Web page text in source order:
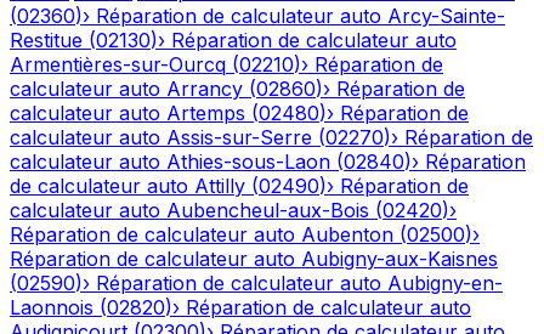
(02360)› Réparation de calculateur auto Arcy-Sainte-
Restitue (02130)› Réparation de calculateur auto
Armentières-sur-Ourcq (02210)› Réparation de
calculateur auto Arrancy (02860)› Réparation de
calculateur auto Artemps (02480)› Réparation de
calculateur auto Assis-sur-Serre (02270)› Réparation de
calculateur auto Athies-sous-Laon (02840)› Réparation
de calculateur auto Attilly (02490)› Réparation de
calculateur auto Aubencheul-aux-Bois (02420)›
Réparation de calculateur auto Aubenton (02500)›
Réparation de calculateur auto Aubigny-aux-Kaisnes
(02590)› Réparation de calculateur auto Aubigny-en-
Laonnois (02820)› Réparation de calculateur auto